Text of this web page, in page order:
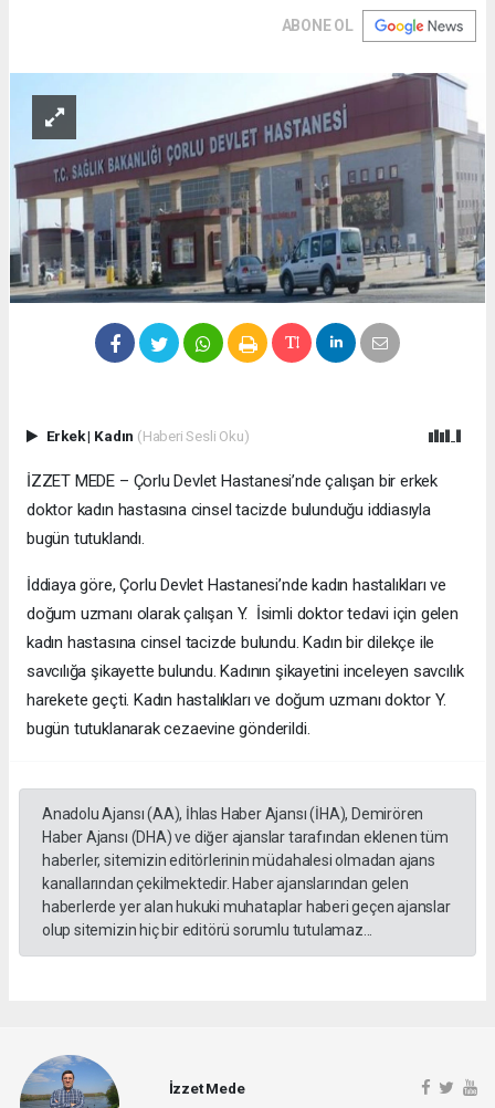
ABONE OL
Erkek| Kadın (Haberi Sesli Oku)
İZZET MEDE – Çorlu Devlet Hastanesi’nde çalışan bir erkek
doktor kadın hastasına cinsel tacizde bulunduğu iddiasıyla
bugün tutuklandı.
İddiaya göre, Çorlu Devlet Hastanesi’nde kadın hastalıkları ve
doğum uzmanı olarak çalışan Y. İsimli doktor tedavi için gelen
kadın hastasına cinsel tacizde bulundu. Kadın bir dilekçe ile
savcılığa şikayette bulundu. Kadının şikayetini inceleyen savcılık
harekete geçti. Kadın hastalıkları ve doğum uzmanı doktor Y.
bugün tutuklanarak cezaevine gönderildi.
Anadolu Ajansı (AA), İhlas Haber Ajansı (İHA), Demirören
Haber Ajansı (DHA) ve diğer ajanslar tarafından eklenen tüm
haberler, sitemizin editörlerinin müdahalesi olmadan ajans
kanallarından çekilmektedir. Haber ajanslarından gelen
haberlerde yer alan hukuki muhataplar haberi geçen ajanslar
olup sitemizin hiç bir editörü sorumlu tutulamaz...
İzzet Mede